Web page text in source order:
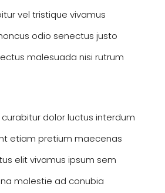
vel tristique vivamus
odio senectus justo
malesuada nisi rutrum
dolor luctus interdum
etiam pretium maecenas
elit vivamus ipsum sem
molestie ad conubia